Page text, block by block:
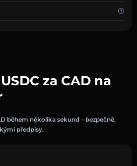
za CAD na
během několika sekund – bezpečně,
předpisy.